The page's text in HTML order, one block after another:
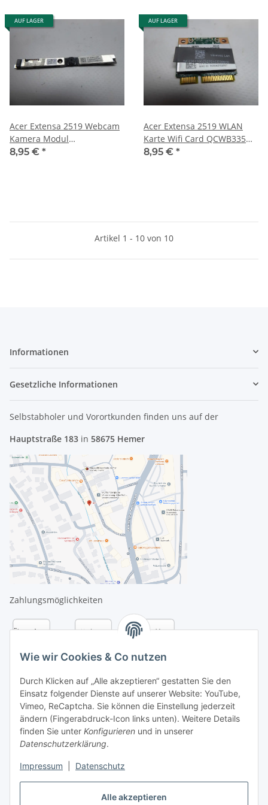
Alle akzeptieren
Wie wir Cookies & Co nutzen
Durch Klicken auf „Alle akzeptieren“ gestatten Sie den
Einsatz folgender Dienste auf unserer Website: YouTube,
Vimeo, ReCaptcha. Sie können die Einstellung jederzeit
ändern (Fingerabdruck-Icon links unten). Weitere Details
finden Sie unter Konfigurieren und in unserer
Datenschutzerklärung.
Impressum Datenschutz
AUF LAGER
Acer Extensa 2519 Webcam
Kamera Modul
NC.31411.02P #5076
8,95 € *
AUF LAGER
Acer Extensa 2519 WLAN
Karte Wifi Card QCWB335
#5076
8,95 € *
Artikel 1 - 10 von 10
Informationen
Gesetzliche Informationen
Selbstabholer und Vorortkunden finden uns auf der
Hauptstraße 183 in 58675 Hemer
Zahlungsmöglichkeiten